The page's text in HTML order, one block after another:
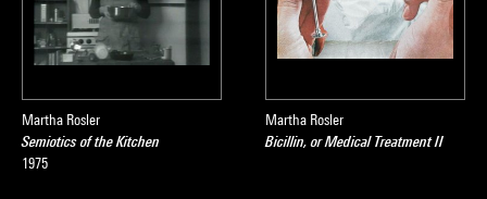
Martha Rosler
Semiotics of the Kitchen
1975
Martha Rosler
Bicillin, or Medical Treatment II